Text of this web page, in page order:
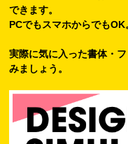
できます。
PCでもスマホからでもOK
実際に気に入った書体・
みましょう。